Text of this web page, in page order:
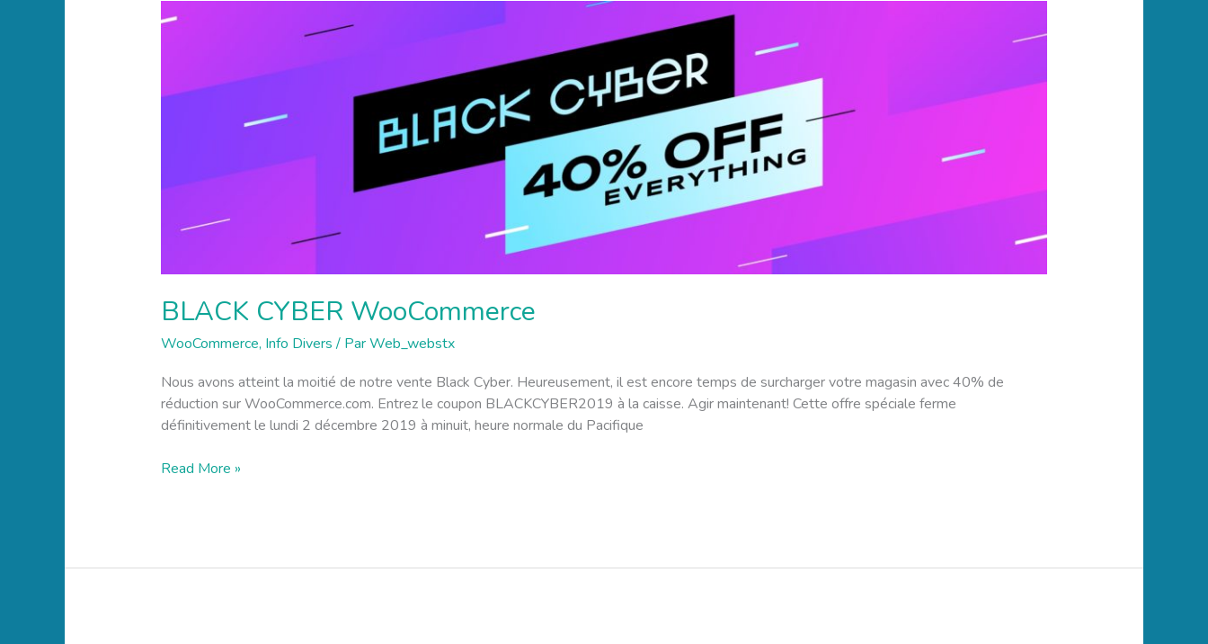
BLACK CYBER WooCommerce
WooCommerce, Info Divers/ ParWeb_webstx
Nous avons atteint la moitié de notre vente Black Cyber. Heureusement, il est encore temps de surcharger votre magasin avec 40% de
réduction sur WooCommerce.com. Entrez le coupon BLACKCYBER2019 à la caisse. Agir maintenant! Cette offre spéciale ferme
définitivement le lundi 2 décembre 2019 à minuit, heure normale du Pacifique
BLACK
CYBER
Read More »